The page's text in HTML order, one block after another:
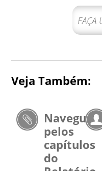
Veja Também:
Navegue
pelos
capítulos
do